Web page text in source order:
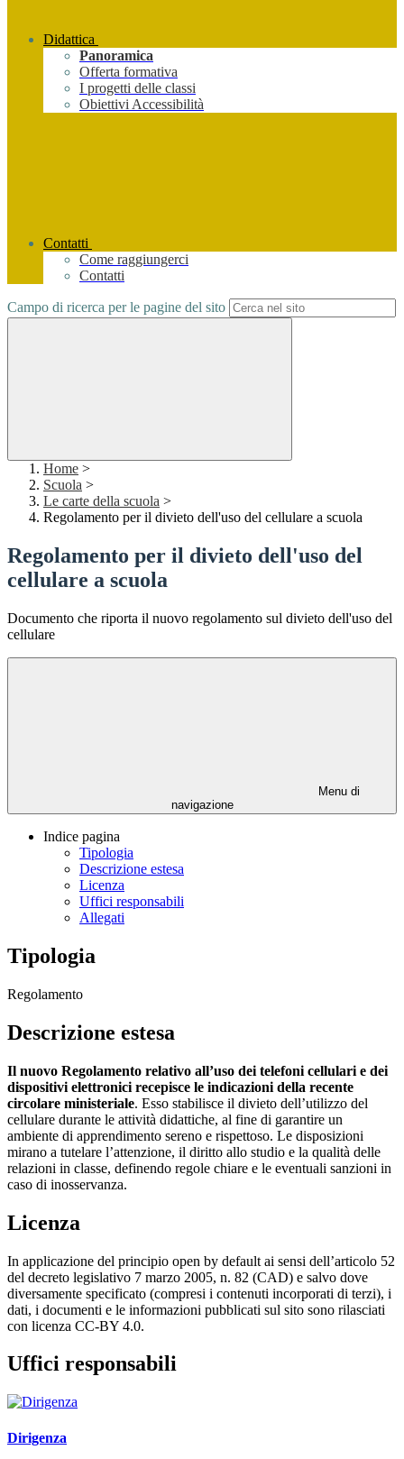
Didattica
Panoramica
Offerta formativa
I progetti delle classi
Obiettivi Accessibilità
Contatti
Come raggiungerci
Contatti
Campo di ricerca per le pagine del sito
Home >
Scuola >
Le carte della scuola >
Regolamento per il divieto dell'uso del cellulare a scuola
Regolamento per il divieto dell'uso del
cellulare a scuola
Documento che riporta il nuovo regolamento sul divieto dell'uso del
cellulare
Menu di
navigazione
Indice pagina
Tipologia
Descrizione estesa
Licenza
Uffici responsabili
Allegati
Tipologia
Regolamento
Descrizione estesa
Il nuovo Regolamento relativo all’uso dei telefoni cellulari e dei
dispositivi elettronici recepisce le indicazioni della recente
circolare ministeriale. Esso stabilisce il divieto dell’utilizzo del
cellulare durante le attività didattiche, al fine di garantire un
ambiente di apprendimento sereno e rispettoso. Le disposizioni
mirano a tutelare l’attenzione, il diritto allo studio e la qualità delle
relazioni in classe, definendo regole chiare e le eventuali sanzioni in
caso di inosservanza.
Licenza
In applicazione del principio open by default ai sensi dell’articolo 52
del decreto legislativo 7 marzo 2005, n. 82 (CAD) e salvo dove
diversamente specificato (compresi i contenuti incorporati di terzi), i
dati, i documenti e le informazioni pubblicati sul sito sono rilasciati
con licenza CC-BY 4.0.
Uffici responsabili
Dirigenza